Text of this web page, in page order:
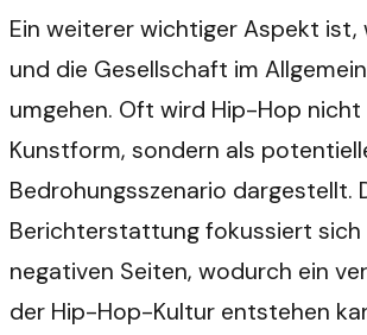
Ein weiterer wichtiger Aspekt ist,
und die Gesellschaft im
umgehen. Oft wird Hip-Hop nicht
Kunstform, sondern als
Bedrohungsszenario dargestellt.
Berichterstattung fokussiert sich
negativen Seiten, wodurch ein
der Hip-Hop-Kultur entstehen